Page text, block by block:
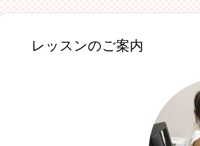
レッスンのご案内